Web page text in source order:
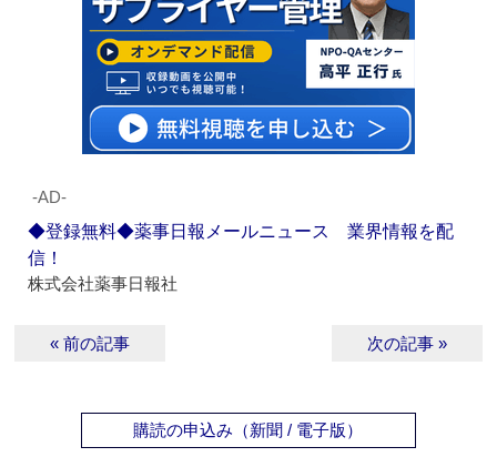
‐AD‐
◆登録無料◆薬事日報メールニュース 業界情報を配
信！
株式会社薬事日報社
« 前の記事 次の記事 »
購読の申込み（新聞 / 電子版）